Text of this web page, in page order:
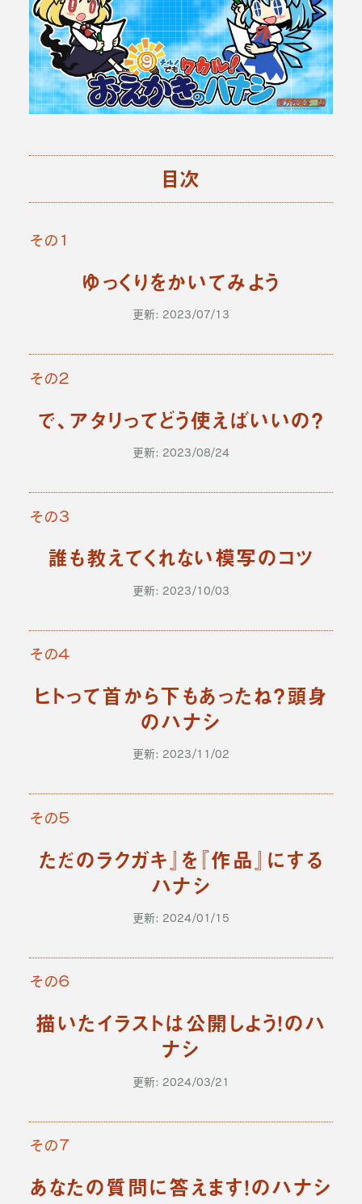
目次
その１
ゆっくりをかいてみよう
更新: 2023/07/13
その２
で、アタリってどう使えばいいの？
更新: 2023/08/24
その３
誰も教えてくれない模写のコツ
更新: 2023/10/03
その４
ヒトって首から下もあったね？頭身
のハナシ
更新: 2023/11/02
その５
ただのラクガキ』を『作品』にする
ハナシ
更新: 2024/01/15
その６
描いたイラストは公開しよう！のハ
ナシ
更新: 2024/03/21
その７
あなたの質問に答えます！のハナシ